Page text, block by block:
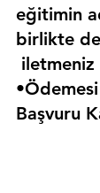
eğitimin
birlikte
Başvuru